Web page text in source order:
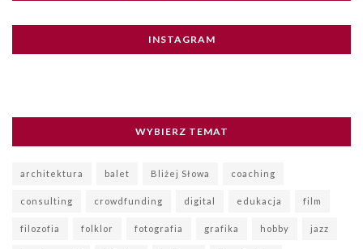
INSTAGRAM
WYBIERZ TEMAT
architektura balet Bliżej Słowa coaching
consulting crowdfunding digital edukacja film
filozofia folklor fotografia grafika hobby jazz